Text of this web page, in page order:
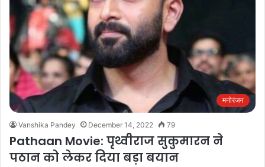
मनोरंजन
Vanshika Pandey December 14, 2022 79
Pathaan Movie: पृथ्वीराज सुकुमारन ने
पठान को लेकर दिया बड़ा बयान